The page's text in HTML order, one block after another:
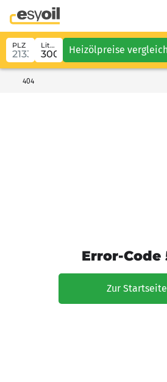
PLZ Liter Heizölpreise
404
Error-Code
Zur Startseite